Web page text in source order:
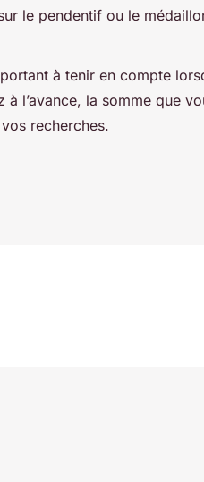
le pendentif ou le
à tenir en compte
l’avance, la somme que
recherches.